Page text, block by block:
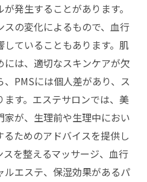
発生することがあります。
スの変化によるもので、血行
ていることもあります。肌
には、適切なスキンケアが欠
PMSには個人差があり、ス
す。エステサロンでは、美
が、生理前や生理中におい
ためのアドバイスを提供し
を整えるマッサージ、血行
エステ、保湿効果があるパ